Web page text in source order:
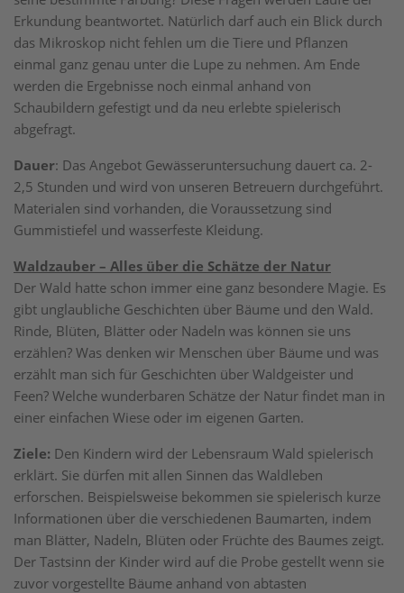
Erkundung beantwortet. Natürlich darf auch ein Blick durch
das Mikroskop nicht fehlen um die Tiere und Pflanzen
einmal ganz genau unter die Lupe zu nehmen. Am Ende
werden die Ergebnisse noch einmal anhand von
Schaubildern gefestigt und da neu erlebte spielerisch
abgefragt.
Dauer: Das Angebot Gewässeruntersuchung dauert ca. 2-
2,5 Stunden und wird von unseren Betreuern durchgeführt.
Materialen sind vorhanden, die Voraussetzung sind
Gummistiefel und wasserfeste Kleidung.
Waldzauber – Alles über die Schätze der Natur
Der Wald hatte schon immer eine ganz besondere Magie. Es
gibt unglaubliche Geschichten über Bäume und den Wald.
Rinde, Blüten, Blätter oder Nadeln was können sie uns
erzählen? Was denken wir Menschen über Bäume und was
erzählt man sich für Geschichten über Waldgeister und
Feen? Welche wunderbaren Schätze der Natur findet man in
einer einfachen Wiese oder im eigenen Garten.
Ziele: Den Kindern wird der Lebensraum Wald spielerisch
erklärt. Sie dürfen mit allen Sinnen das Waldleben
erforschen. Beispielsweise bekommen sie spielerisch kurze
Informationen über die verschiedenen Baumarten, indem
man Blätter, Nadeln, Blüten oder Früchte des Baumes zeigt.
Der Tastsinn der Kinder wird auf die Probe gestellt wenn sie
zuvor vorgestellte Bäume anhand von abtasten